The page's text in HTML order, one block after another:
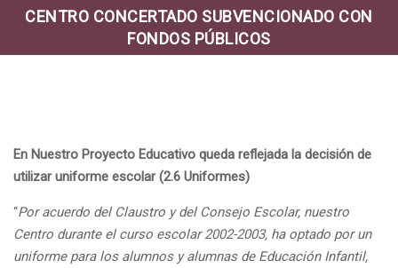
CENTRO CONCERTADO SUBVENCIONADO CON
FONDOS PÚBLICOS
En Nuestro Proyecto Educativo queda reflejada la decisión de
utilizar uniforme escolar (2.6 Uniformes)
“Por acuerdo del Claustro y del Consejo Escolar, nuestro
Centro durante el curso escolar 2002-2003, ha optado por un
uniforme para los alumnos y alumnas de Educación Infantil,